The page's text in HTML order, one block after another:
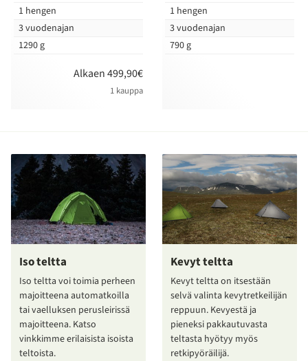
1 hengen
3 vuodenajan
1290 g
Alkaen 499,90€
1 kauppa
1 hengen
3 vuodenajan
790 g
Iso teltta
Iso teltta voi toimia perheen
majoitteena automatkoilla
tai vaelluksen perusleirissä
majoitteena. Katso
vinkkimme erilaisista isoista
teltoista.
Kevyt teltta
Kevyt teltta on itsestään
selvä valinta kevytretkeilijän
reppuun. Kevyestä ja
pieneksi pakkautuvasta
teltasta hyötyy myös
retkipyöräilijä.